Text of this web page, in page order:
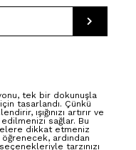
tek bir dokunuşla
tasarlandı. Çünkü
ışığınızı artırır ve
sağlar. Bu
dikkat etmeniz
ardından
tarzınızı